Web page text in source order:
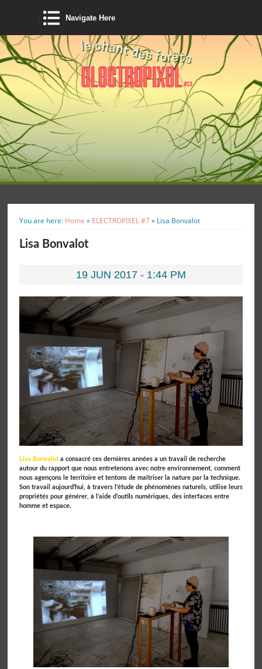
Navigate Here
You are here: Home » ELECTROPIXEL #7» Lisa Bonvalot
Lisa Bonvalot
19 JUN 2017 - 1:44 PM
Lisa Bonvalot a consacré ces dernières années a un travail de recherche
autour du rapport que nous entretenons avec notre environnement, comment
nous agençons le territoire et tentons de maîtriser la nature par la technique.
Son travail aujourd’hui, à travers l’étude de phénomènes naturels, utilise leurs
propriétés pour générer, à l’aide d’outils numériques, des interfaces entre
homme et espace.